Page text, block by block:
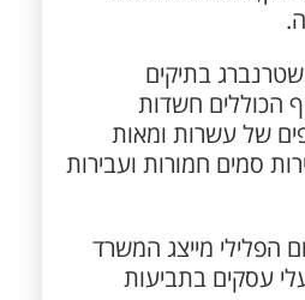
שטרנברג בתיקים
הכוללים חשדות
של עשרות ומאות
סמים חמורות ועבירות
הפלילי מייצג המשרד
עסקים בתביעות